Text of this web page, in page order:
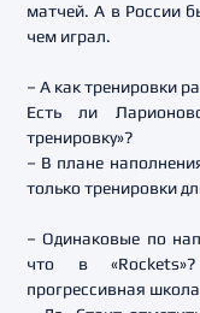
матчей. А в России
чем играл.
– А как тренировки
Есть ли
тренировку»?
– В плане
только тренировки
– Одинаковые по
что в «Rockets»?
прогрессивная